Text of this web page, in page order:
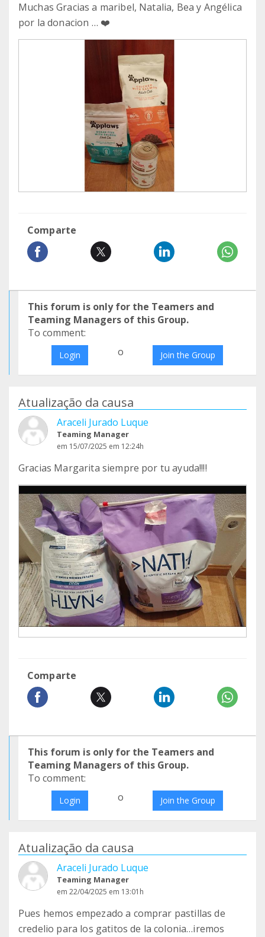
Muchas Gracias a maribel, Natalia, Bea y Angélica
por la donacion … ❤️
Comparte
This forum is only for the Teamers and
Teaming Managers of this Group.
To comment:
Login o Join the Group
Atualização da causa
Araceli Jurado Luque
Teaming Manager
em 15/07/2025 em 12:24h
Gracias Margarita siempre por tu ayuda!!!!
Comparte
This forum is only for the Teamers and
Teaming Managers of this Group.
To comment:
Login o Join the Group
Atualização da causa
Araceli Jurado Luque
Teaming Manager
em 22/04/2025 em 13:01h
Pues hemos empezado a comprar pastillas de
credelio para los gatitos de la colonia…iremos